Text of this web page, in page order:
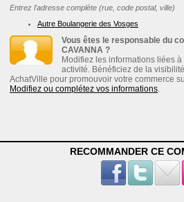
Entrez l'adresse complète (rue, code postal, ville)
Autre Boulangerie des Vosges
Vous êtes le responsable du
CAVANNA ?
Modifiez les informations liées
activité. Bénéficiez de la
AchatVille pour promouvoir votre commerce
Modifiez ou complétez vos informations.
RECOMMANDER CE